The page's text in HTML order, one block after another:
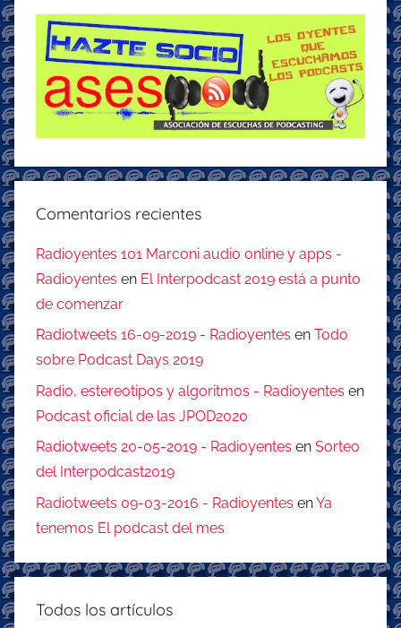
Comentarios recientes
Radioyentes 101 Marconi audio online y apps -
Radioyentes en El Interpodcast 2019 está a punto
de comenzar
Radiotweets 16-09-2019 - Radioyentes en Todo
sobre Podcast Days 2019
Radio, estereotipos y algoritmos - Radioyentes en
Podcast oficial de las JPOD2020
Radiotweets 20-05-2019 - Radioyentes en Sorteo
del Interpodcast2019
Radiotweets 09-03-2016 - Radioyentes enYa
tenemos El podcast del mes
Todos los artículos